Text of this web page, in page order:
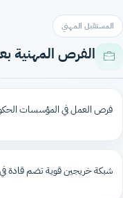
المستقبل المهني
الفرص المهنية
فرص العمل في المؤسسات
شبكة خريجين قوية تضم قادة